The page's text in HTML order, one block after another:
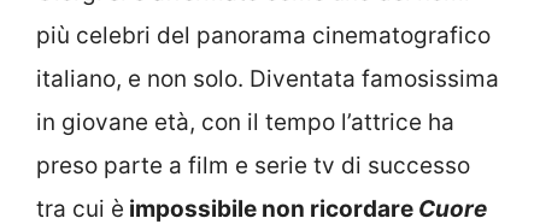
più celebri del panorama cinematografico
italiano, e non solo. Diventata famosissima
in giovane età, con il tempo l’attrice ha
preso parte a film e serie tv di successo
tra cui è impossibile non ricordare Cuore